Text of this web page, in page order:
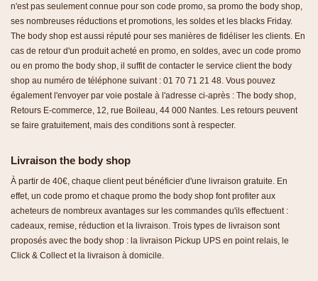
n'est pas seulement connue pour son code promo, sa promo the body shop,
ses nombreuses réductions et promotions, les soldes et les blacks Friday.
The body shop est aussi réputé pour ses manières de fidéliser les clients. En
cas de retour d'un produit acheté en promo, en soldes, avec un code promo
ou en promo the body shop, il suffit de contacter le service client the body
shop au numéro de téléphone suivant : 01 70 71 21 48. Vous pouvez
également l'envoyer par voie postale à l'adresse ci-après : The body shop,
Retours E-commerce, 12, rue Boileau, 44 000 Nantes. Les retours peuvent
se faire gratuitement, mais des conditions sont à respecter.
Livraison the body shop
À partir de 40€, chaque client peut bénéficier d'une livraison gratuite. En
effet, un code promo et chaque promo the body shop font profiter aux
acheteurs de nombreux avantages sur les commandes qu'ils effectuent :
cadeaux, remise, réduction et la livraison. Trois types de livraison sont
proposés avec the body shop : la livraison Pickup UPS en point relais, le
Click & Collect et la livraison à domicile.